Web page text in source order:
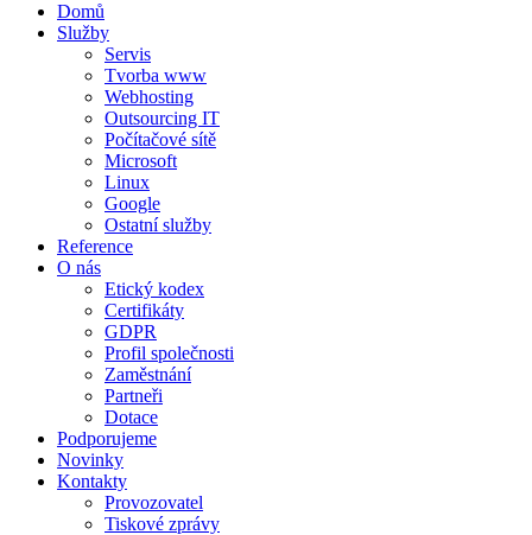
Domů
Služby
Servis
Tvorba www
Webhosting
Outsourcing IT
Počítačové sítě
Microsoft
Linux
Google
Ostatní služby
Reference
O nás
Etický kodex
Certifikáty
GDPR
Profil společnosti
Zaměstnání
Partneři
Dotace
Podporujeme
Novinky
Kontakty
Provozovatel
Tiskové zprávy